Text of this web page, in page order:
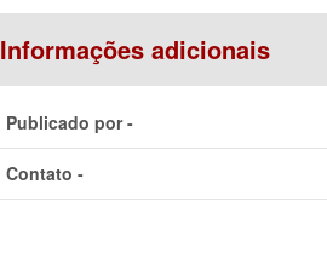
Informações adicionais
Publicado por -
Contato -